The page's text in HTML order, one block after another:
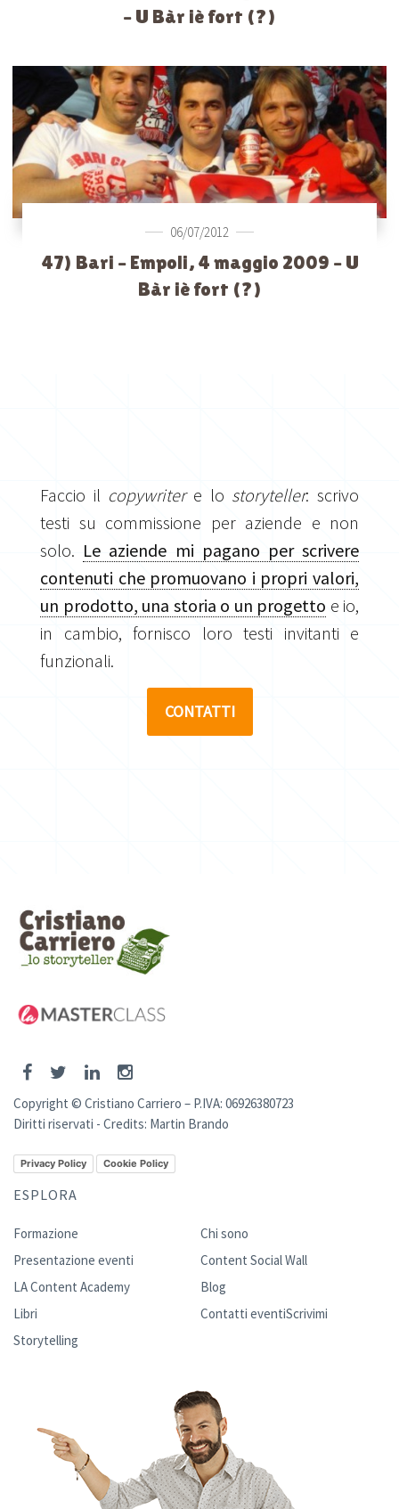
– U Bàr iè fort (?)
06/07/2012
47) Bari – Empoli, 4 maggio 2009 – U
Bàr iè fort (?)
Faccio il copywritere lo storyteller: scrivo
testi su commissione per aziende e non
solo. Le aziende mi pagano per scrivere
contenuti che promuovano i propri valori,
un prodotto, una storia o un progetto e io,
in cambio, fornisco loro testi invitanti e
funzionali.
CONTATTI
Copyright © Cristiano Carriero – P.IVA: 06926380723
Diritti riservati - Credits: Martin Brando
Privacy Policy Cookie Policy
ESPLORA
Formazione
Presentazione eventi
LA Content Academy
Libri
Storytelling
Chi sono
Content Social Wall
Blog
Contatti eventiScrivimi